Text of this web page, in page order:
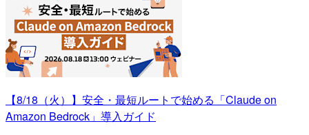
【8/18（火）】安全・最短ルートで始める「Claude on
Amazon Bedrock」導入ガイド